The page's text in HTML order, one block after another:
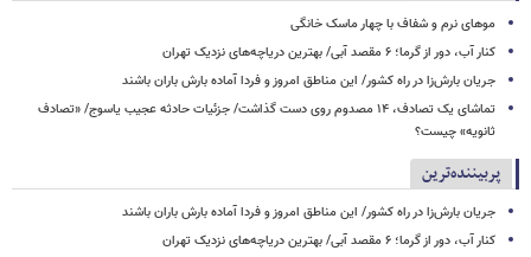
موهای نرم و شفاف با چهار ماسک خانگی
کنار آب، دور از گرما؛ ۶ مقصد آبی/ بهترین دریاچه‌های نزدیک تهران
جریان بارش‌زا در راه کشور/ این مناطق امروز و فردا آماده بارش باران باشند
تماشای یک تصادف، ۱۴ مصدوم روی دست گذاشت/ جزئیات حادثه عجیب یاسوج/ «تصادف
ثانویه» چیست؟
پربیننده‌ترین
جریان بارش‌زا در راه کشور/ این مناطق امروز و فردا آماده بارش باران باشند
کنار آب، دور از گرما؛ ۶ مقصد آبی/ بهترین دریاچه‌های نزدیک تهران